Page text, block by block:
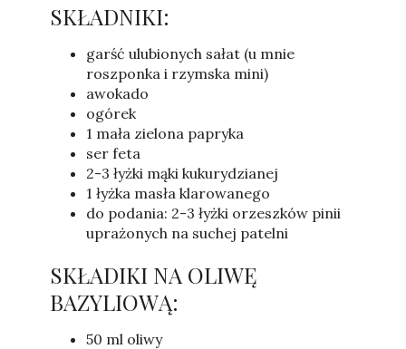
SKŁADNIKI:
garść ulubionych sałat (u mnie
roszponka i rzymska mini)
awokado
ogórek
1 mała zielona papryka
ser feta
2-3 łyżki mąki kukurydzianej
1 łyżka masła klarowanego
do podania: 2-3 łyżki orzeszków pinii
uprażonych na suchej patelni
SKŁADIKI NA OLIWĘ
BAZYLIOWĄ:
50 ml oliwy